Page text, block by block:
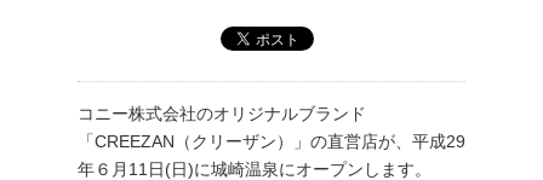
コニー株式会社のオリジナルブランド
「CREEZAN（クリーザン）」の直営店が、平成29
年６月11日(日)に城崎温泉にオープンします。